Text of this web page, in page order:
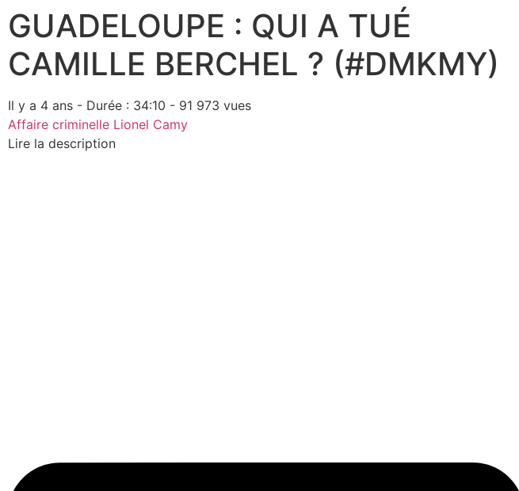
GUADELOUPE : QUI A TUÉ
CAMILLE BERCHEL ? (#DMKMY)
Il y a 4 ans - Durée : 34:10 - 91 973 vues
Affaire criminelle Lionel Camy
Lire la description